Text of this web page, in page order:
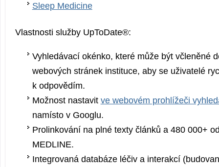
Sleep Medicine
Vlastnosti služby UpToDate®:
Vyhledávací okénko, které může být včleněné
webových stránek instituce, aby se uživatelé
k odpovědím.
Možnost nastavit ve webovém prohlížeči
namísto v Googlu.
Prolinkování na plné texty článků a 480 000+
MEDLINE.
Integrovaná databáze léčiv a interakcí